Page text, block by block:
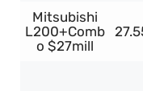
Mitsubishi
L200+Comb
o $27mill